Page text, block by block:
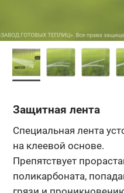
Защитная лента
Специальная лента
на клеевой основе.
Препятствует
поликарбоната,